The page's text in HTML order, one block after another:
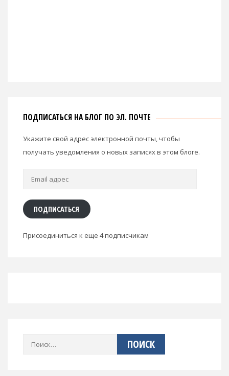
ПОДПИСАТЬСЯ НА БЛОГ ПО ЭЛ. ПОЧТЕ
Укажите свой адрес электронной почты, чтобы
получать уведомления о новых записях в этом блоге.
Email
ПОДПИСАТЬСЯ
Присоединиться к еще 4 подписчикам
Найти: